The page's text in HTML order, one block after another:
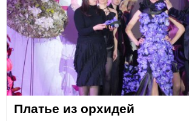
Платье из орхидей